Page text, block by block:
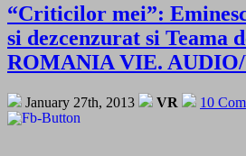
“Criticilor mei”:
si dezcenzurat si Teama
ROMANIA VIE.
January 27th, 2013 VR 10